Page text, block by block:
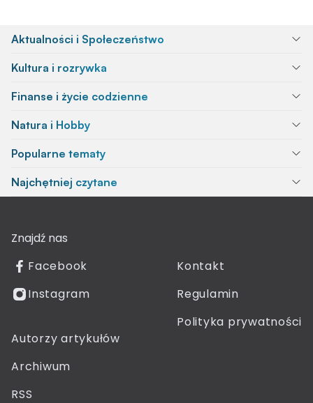
Aktualności i Społeczeństwo
Kultura i rozrywka
Finanse i życie codzienne
Natura i Hobby
Popularne tematy
Najchętniej czytane
Znajdź nas
Facebook
Instagram
Kontakt
Regulamin
Polityka prywatności
Autorzy artykułów
Archiwum
RSS